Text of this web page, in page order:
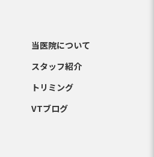
当医院について
スタッフ紹介
トリミング
VTブログ